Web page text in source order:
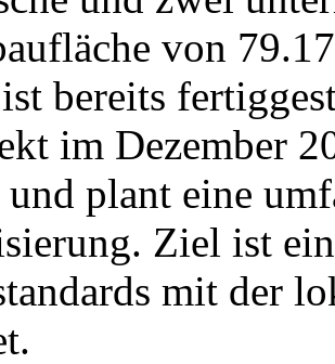
von
bereits
im Dezember
plant eine
Ziel ist
mit der